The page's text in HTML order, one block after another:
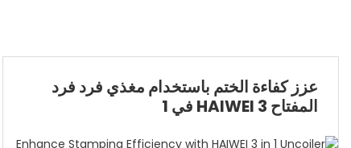
عزز كفاءة الختم باستخدام مغذي فرد فرد
المفتاح HAIWEI 3 في 1